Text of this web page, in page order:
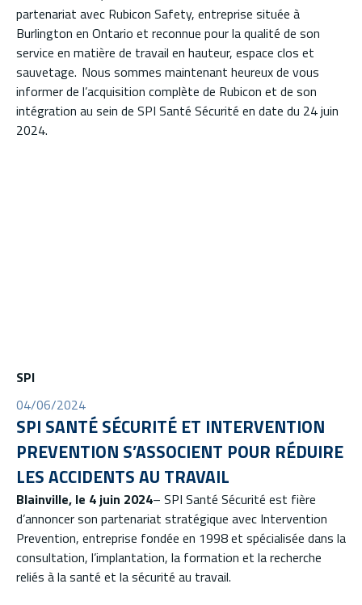
partenariat avec Rubicon Safety, entreprise située à
Burlington en Ontario et reconnue pour la qualité de son
service en matière de travail en hauteur, espace clos et
sauvetage. Nous sommes maintenant heureux de vous
informer de l’acquisition complète de Rubicon et de son
intégration au sein de SPI Santé Sécurité en date du 24 juin
2024.
SPI
04/06/2024
SPI SANTÉ SÉCURITÉ ET INTERVENTION
PREVENTION S’ASSOCIENT POUR RÉDUIRE
LES ACCIDENTS AU TRAVAIL
Blainville, le 4 juin 2024– SPI Santé Sécurité est fière
d’annoncer son partenariat stratégique avec Intervention
Prevention, entreprise fondée en 1998 et spécialisée dans la
consultation, l’implantation, la formation et la recherche
reliés à la santé et la sécurité au travail.